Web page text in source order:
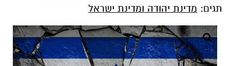
תגים: מדינת יהודה ומדינת ישראל